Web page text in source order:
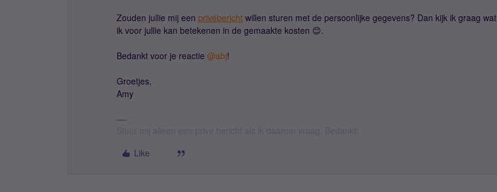
Zouden jullie mij een privébericht willen sturen met de persoonlijke gegevens? Dan kijk ik graag wat
ik voor jullie kan betekenen in de gemaakte kosten 😊.
Bedankt voor je reactie @abj!
Groetjes,
Amy
Like